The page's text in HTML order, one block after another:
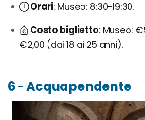
Orari Museo: 8:30-19:30.
Costo biglietto Museo:
€2,00 (dai 18 ai 25 anni).
6 - Acquapendente